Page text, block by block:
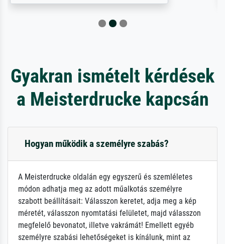
Gyakran ismételt kérdések
a Meisterdrucke kapcsán
Hogyan működik a személyre szabás?
A Meisterdrucke oldalán egy egyszerű és szemléletes
módon adhatja meg az adott műalkotás személyre
szabott beállításait: Válasszon keretet, adja meg a kép
méretét, válasszon nyomtatási felületet, majd válasszon
megfelelő bevonatot, illetve vakrámát! Emellett egyéb
személyre szabási lehetőségeket is kínálunk, mint az